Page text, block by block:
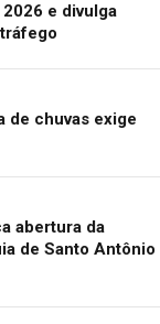
2026 e divulga
de chuvas exige
abertura da
de Santo Antônio